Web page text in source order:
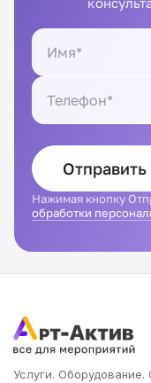
Отправить
Нажимая кнопку
обработки
Услуги. Оборудование.